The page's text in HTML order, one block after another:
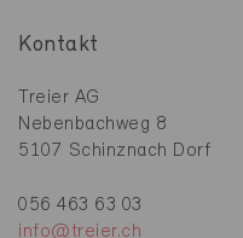
Kontakt
Treier AG
Nebenbachweg 8
5107 Schinznach Dorf
056 463 63 03
info@treier.ch